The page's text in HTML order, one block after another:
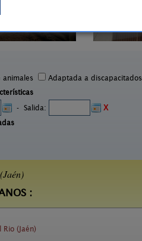
animales
Adaptada a discapacitados
- Salida:
X
(Jaén)
:
(Jaén)